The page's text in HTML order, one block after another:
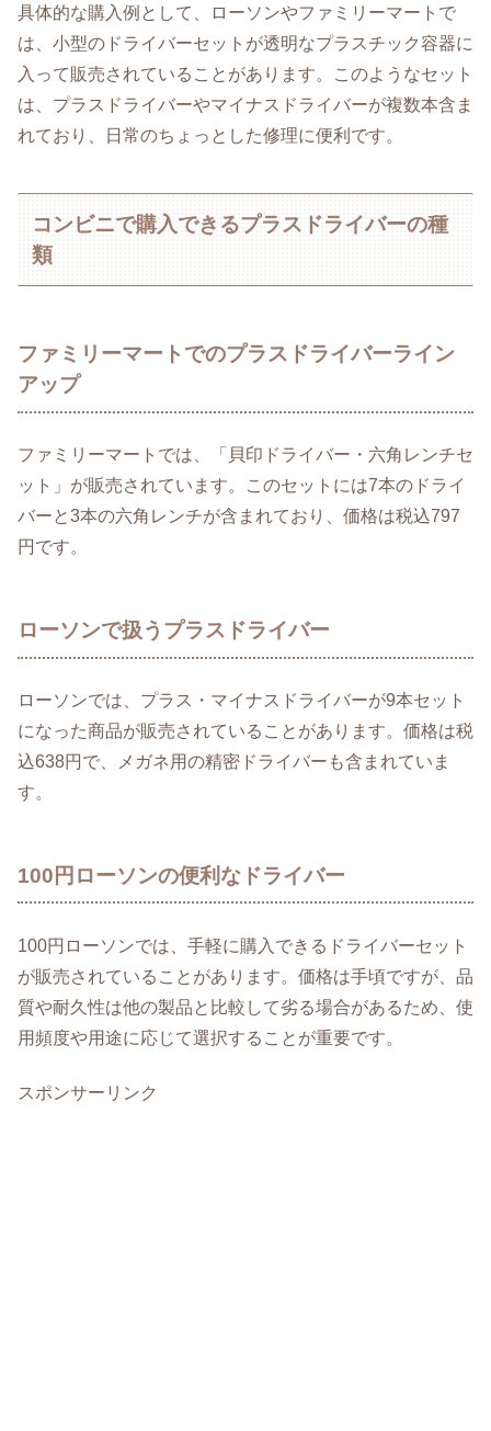
具体的な購入例として、ローソンやファミリーマートで
は、小型のドライバーセットが透明なプラスチック容器に
入って販売されていることがあります。このようなセット
は、プラスドライバーやマイナスドライバーが複数本含ま
れており、日常のちょっとした修理に便利です。
コンビニで購入できるプラスドライバーの種
類
ファミリーマートでのプラスドライバーライン
アップ
ファミリーマートでは、「貝印ドライバー・六角レンチセ
ット」が販売されています。このセットには7本のドライ
バーと3本の六角レンチが含まれており、価格は税込797
円です。
ローソンで扱うプラスドライバー
ローソンでは、プラス・マイナスドライバーが9本セット
になった商品が販売されていることがあります。価格は税
込638円で、メガネ用の精密ドライバーも含まれていま
す。
100円ローソンの便利なドライバー
100円ローソンでは、手軽に購入できるドライバーセット
が販売されていることがあります。価格は手頃ですが、品
質や耐久性は他の製品と比較して劣る場合があるため、使
用頻度や用途に応じて選択することが重要です。
スポンサーリンク